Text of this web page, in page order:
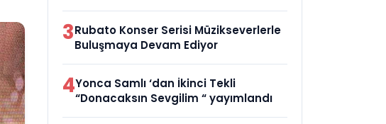
3Rubato Konser Serisi Müzikseverlerle
Buluşmaya Devam Ediyor
4Yonca Samlı ‘dan İkinci Tekli
“Donacaksın Sevgilim “ yayımlandı